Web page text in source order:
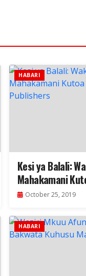
HABARI
Kesi ya Balali:
Mahakamani
October 25, 2019
HABARI